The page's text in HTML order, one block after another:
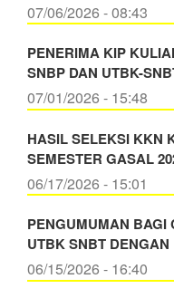
07/06/2026 - 08:43
PENERIMA KIP
SNBP DAN UTBK-
07/01/2026 - 15:48
HASIL SELEKSI KKN
SEMESTER GASAL
06/17/2026 - 15:01
PENGUMUMAN BAGI
UTBK SNBT
06/15/2026 - 16:40